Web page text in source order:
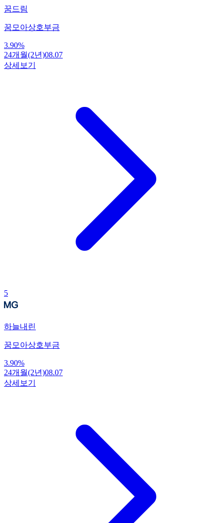
꿈드림
꿈모아상호부금
3.90%
24개월(2년)08.07
상세보기
5
하늘내린
꿈모아상호부금
3.90%
24개월(2년)08.07
상세보기